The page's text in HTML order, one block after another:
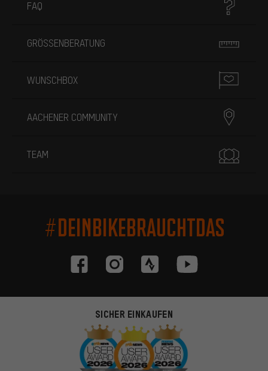
FAQ
GRÖSSENBERATUNG
WUNSCHBOX
AACHENER COMMUNITY
TEAM
#DEINBIKEBRAUCHTDAS
SICHER EINKAUFEN